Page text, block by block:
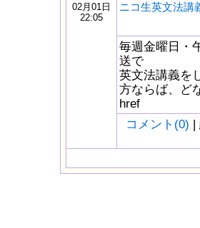
02月01日
22:05
ニコ生英文法講
毎週金曜日・
送で
英文法講義を
方ならば、ど
href
コメント(0) |